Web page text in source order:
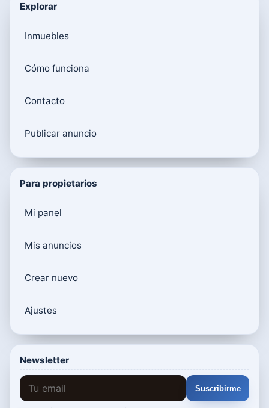
Explorar
Inmuebles
Cómo funciona
Contacto
Publicar anuncio
Para propietarios
Mi panel
Mis anuncios
Crear nuevo
Ajustes
Newsletter
Suscribirme